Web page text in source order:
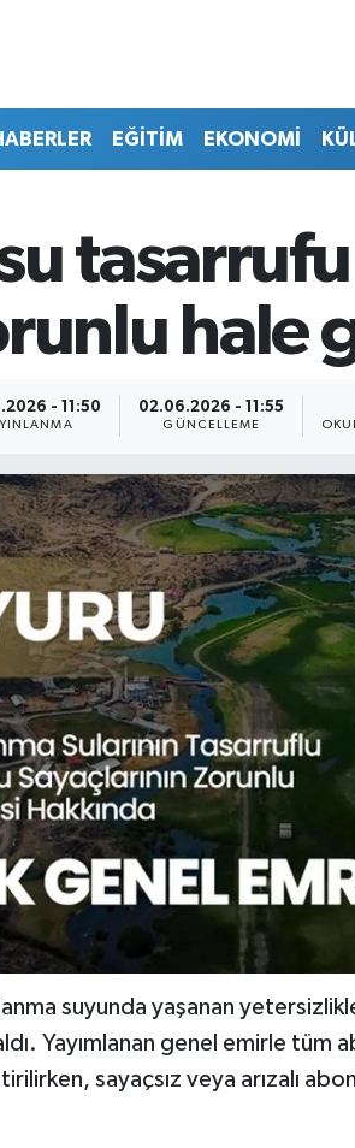
EĞİTİM EKONOMİ
hale
- 11:50 02.06.2026 - 11:55
GÜNCELLEME
suyunda yaşanan
Yayımlanan genel emirle tüm
sayaçsız veya arızalı